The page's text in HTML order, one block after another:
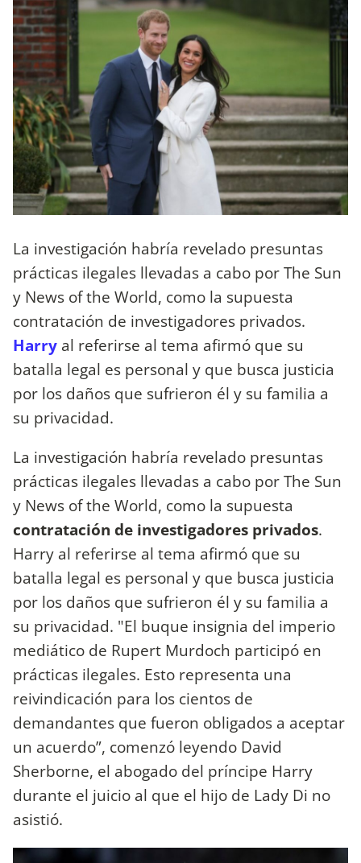
La investigación habría revelado presuntas
prácticas ilegales llevadas a cabo por The Sun
y News of the World, como la supuesta
contratación de investigadores privados.
Harry al referirse al tema afirmó que su
batalla legal es personal y que busca justicia
por los daños que sufrieron él y su familia a
su privacidad.
La investigación habría revelado presuntas
prácticas ilegales llevadas a cabo por The Sun
y News of the World, como la supuesta
contratación de investigadores privados.
Harry al referirse al tema afirmó que su
batalla legal es personal y que busca justicia
por los daños que sufrieron él y su familia a
su privacidad. "El buque insignia del imperio
mediático de Rupert Murdoch participó en
prácticas ilegales. Esto representa una
reivindicación para los cientos de
demandantes que fueron obligados a aceptar
un acuerdo”, comenzó leyendo David
Sherborne, el abogado del príncipe Harry
durante el juicio al que el hijo de Lady Di no
asistió.